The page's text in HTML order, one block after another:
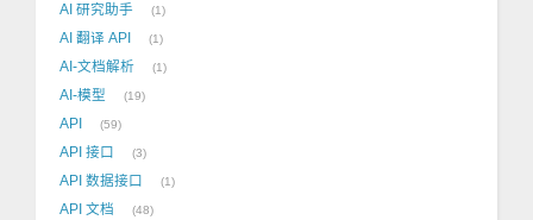
AI 研究助手 1
AI 翻译 API 1
AI-文档解析 1
AI-模型 19
API 59
API 接口 3
API 数据接口 1
API 文档 48